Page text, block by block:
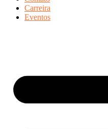
Carreira
Eventos